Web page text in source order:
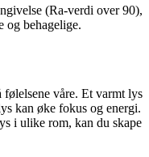
(Ra-verdi over 90),
og behagelige.
våre. Et varmt lys
kan øke fokus og energi.
i ulike rom, kan du skape